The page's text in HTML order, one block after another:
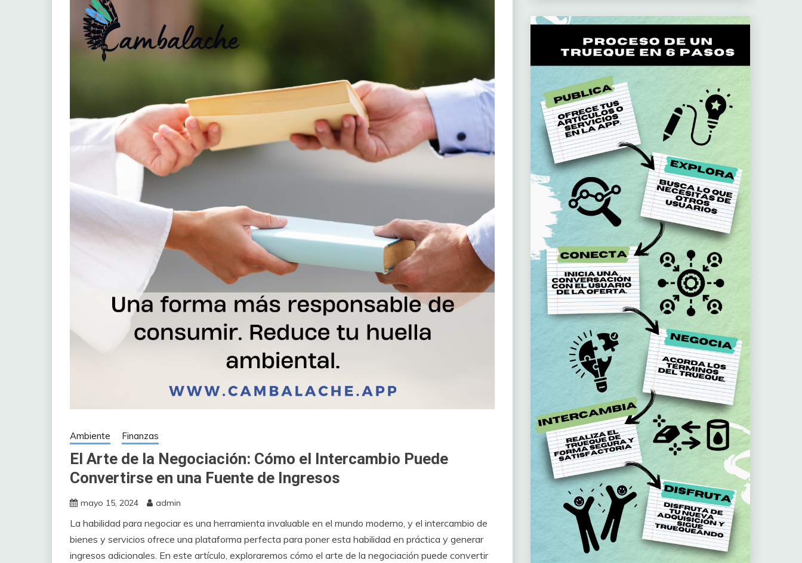
Ambiente Finanzas
El Arte de la Negociación: Cómo el Intercambio Puede
Convertirse en una Fuente de Ingresos
mayo 15, 2024 admin
La habilidad para negociar es una herramienta invaluable en el mundo moderno, y el intercambio de
bienes y servicios ofrece una plataforma perfecta para poner esta habilidad en práctica y generar
ingresos adicionales. En este artículo, exploraremos cómo el arte de la negociación puede convertir